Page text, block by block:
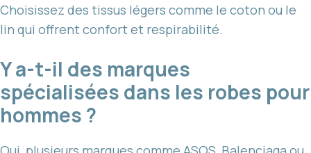
Choisissez des tissus légers comme le coton ou le
lin qui offrent confort et respirabilité.
Y a-t-il des marques
spécialisées dans les robes pour
hommes ?